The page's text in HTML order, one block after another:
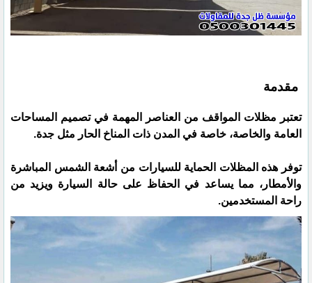
مقدمة
تعتبر مظلات المواقف من العناصر المهمة في تصميم المساحات
العامة والخاصة، خاصة في المدن ذات المناخ الحار مثل جدة.
توفر هذه المظلات الحماية للسيارات من أشعة الشمس المباشرة
والأمطار، مما يساعد في الحفاظ على حالة السيارة ويزيد من
راحة المستخدمين.